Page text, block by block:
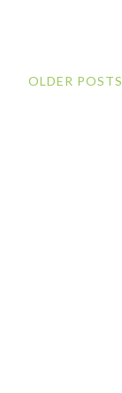
OLDER POSTS